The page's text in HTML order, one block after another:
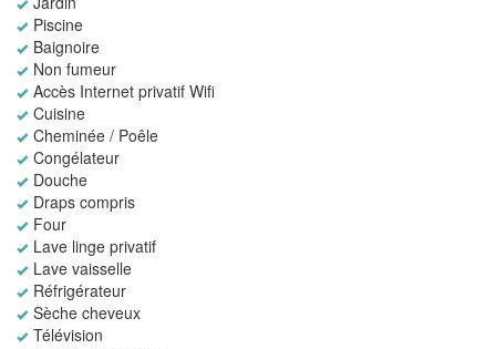
Piscine
Baignoire
Non fumeur
Accès Internet privatif Wifi
Cuisine
Cheminée / Poêle
Congélateur
Douche
Draps compris
Four
Lave linge privatif
Lave vaisselle
Réfrigérateur
Sèche cheveux
Télévision